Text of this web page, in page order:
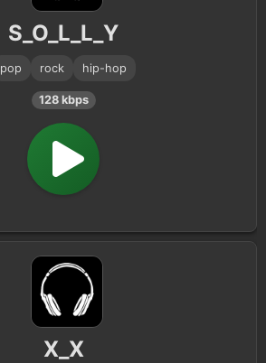
S_O_L_L_Y
pop rock hip-hop
128 kbps
X_X